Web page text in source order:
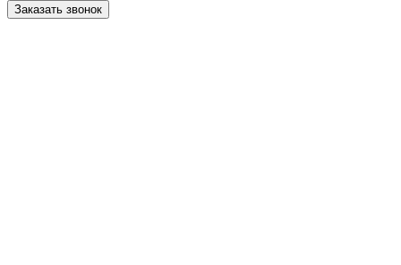
Заказать звонок